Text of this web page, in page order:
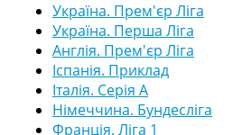
Україна. Прем'єр Ліга
Україна. Перша Ліга
Англія. Прем'єр Ліга
Іспанія. Приклад
Італія. Серія А
Німеччина. Бундесліга
Франція. Ліга 1